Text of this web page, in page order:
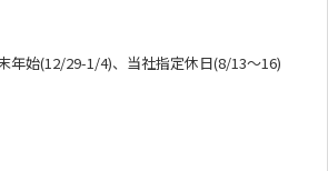
年始(12/29-1/4)、当社指定休日(8/13～16)